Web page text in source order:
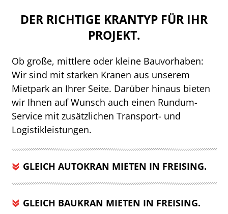
DER RICHTIGE KRANTYP FÜR IHR
PROJEKT.
Ob große, mittlere oder kleine Bauvorhaben:
Wir sind mit starken Kranen aus unserem
Mietpark an Ihrer Seite. Darüber hinaus bieten
wir Ihnen auf Wunsch auch einen Rundum-
Service mit zusätzlichen Transport- und
Logistikleistungen.
GLEICH AUTOKRAN MIETEN IN FREISING.
GLEICH BAUKRAN MIETEN IN FREISING.